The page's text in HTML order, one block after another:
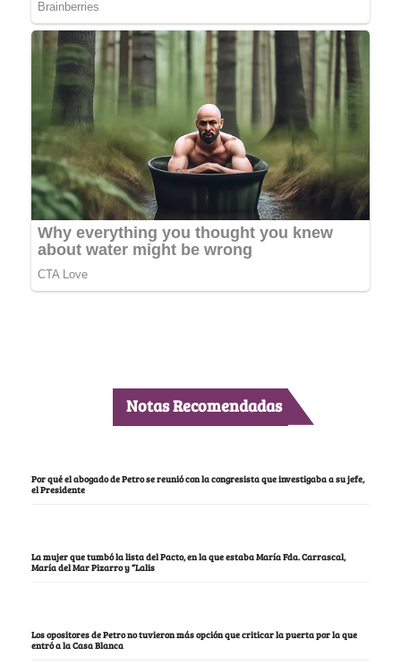
Notas Recomendadas
Por qué el abogado de Petro se reunió con la congresista que investigaba a su jefe,
el Presidente
La mujer que tumbó la lista del Pacto, en la que estaba María Fda. Carrascal,
María del Mar Pizarro y “Lalis
Los opositores de Petro no tuvieron más opción que criticar la puerta por la que
entró a la Casa Blanca